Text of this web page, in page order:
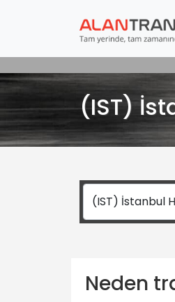
(IST)
Neden